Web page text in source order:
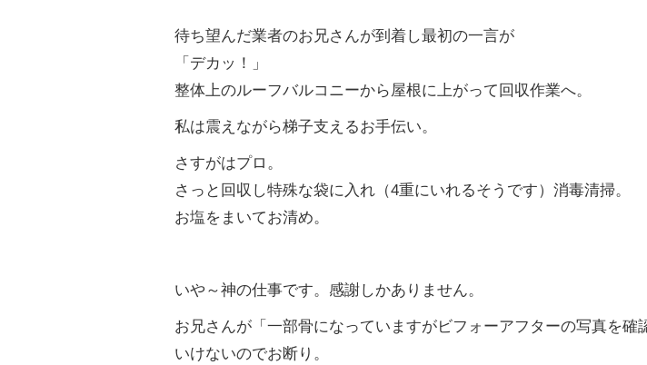
待ち望んだ業者のお兄さんが到着し最初の一言が
「デカッ！」
整体上のルーフバルコニーから屋根に上がって回収作業へ。
私は震えながら梯子支えるお手伝い。
さすがはプロ。
さっと回収し特殊な袋に入れ（4重にいれるそうです）消毒清掃。
お塩をまいてお清め。
いや～神の仕事です。感謝しかありません。
お兄さんが「一部骨になっていますがビフォーアフターの写真を
いけないのでお断り。